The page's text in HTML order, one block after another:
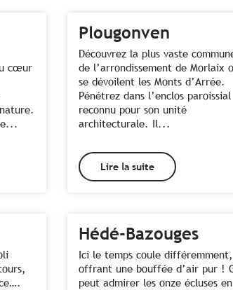
cœur
Plougonven
Découvrez la plus vaste
de l’arrondissement de Morlaix
se dévoilent les Monts d’Arrée.
Pénétrez dans l’enclos paroissial
reconnu pour son unité
architecturale. Il...
Lire la suite
Hédé-Bazouges
Ici le temps coule différemment,
offrant une bouffée d’air pur !
peut admirer les onze écluses en